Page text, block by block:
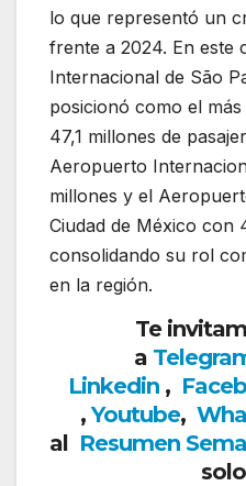
lo que representó un
frente a 2024. En este
Internacional de São
posicionó como el
47,1 millones de
Aeropuerto
millones y el
Ciudad de México con
consolidando su rol
en la región.
Te
a
Linkedin,
,Youtube,
al Resumen